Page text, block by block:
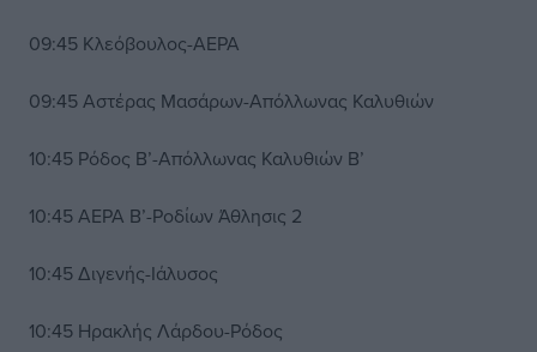
09:45 Κλεόβουλος-ΑΕΡΑ
09:45 Αστέρας Μασάρων-Απόλλωνας Καλυθιών
10:45 Ρόδος Β’-Απόλλωνας Καλυθιών Β’
10:45 ΑΕΡΑ Β’-Ροδίων Άθλησις 2
10:45 Διγενής-Ιάλυσος
10:45 Ηρακλής Λάρδου-Ρόδος